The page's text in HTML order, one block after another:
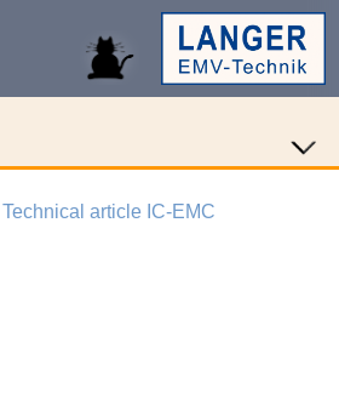
Technical article IC-EMC